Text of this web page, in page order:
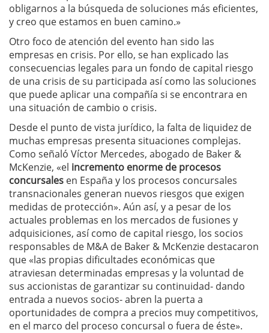
obligarnos a la búsqueda de soluciones más eficientes,
y creo que estamos en buen camino.»
Otro foco de atención del evento han sido las
empresas en crisis. Por ello, se han explicado las
consecuencias legales para un fondo de capital riesgo
de una crisis de su participada así como las soluciones
que puede aplicar una compañía si se encontrara en
una situación de cambio o crisis.
Desde el punto de vista jurídico, la falta de liquidez de
muchas empresas presenta situaciones complejas.
Como señaló Víctor Mercedes, abogado de Baker &
McKenzie, «el incremento enorme de procesos
concursales en España y los procesos concursales
transnacionales generan nuevos riesgos que exigen
medidas de protección». Aún así, y a pesar de los
actuales problemas en los mercados de fusiones y
adquisiciones, así como de capital riesgo, los socios
responsables de M&A de Baker & McKenzie destacaron
que «las propias dificultades económicas que
atraviesan determinadas empresas y la voluntad de
sus accionistas de garantizar su continuidad- dando
entrada a nuevos socios- abren la puerta a
oportunidades de compra a precios muy competitivos,
en el marco del proceso concursal o fuera de éste».